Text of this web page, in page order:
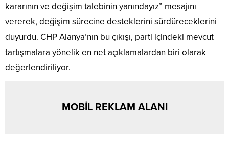
kararının ve değişim talebinin yanındayız” mesajını
vererek, değişim sürecine desteklerini sürdüreceklerini
duyurdu. CHP Alanya’nın bu çıkışı, parti içindeki mevcut
tartışmalara yönelik en net açıklamalardan biri olarak
değerlendiriliyor.
MOBİL REKLAM ALANI